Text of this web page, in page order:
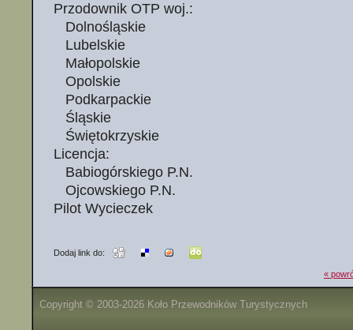
Przodownik OTP woj.:
Dolnośląskie
Lubelskie
Małopolskie
Opolskie
Podkarpackie
Śląskie
Świętokrzyskie
Licencja:
Babiogórskiego P.N.
Ojcowskiego P.N.
Pilot Wycieczek
Dodaj link do:
«
Copyright © 2003-2026 Koło Przewodników Turystycznych